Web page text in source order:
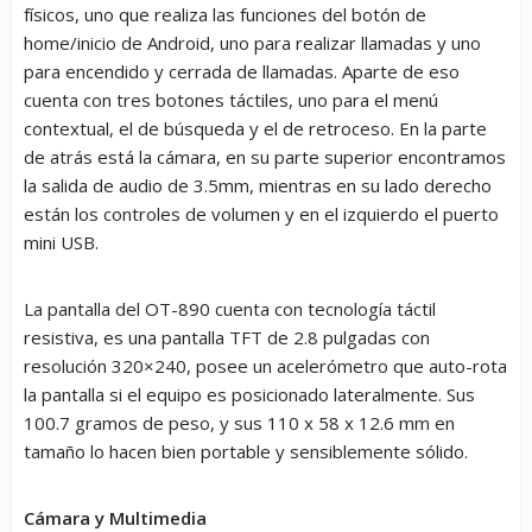
físicos, uno que realiza las funciones del botón de
home/inicio de Android, uno para realizar llamadas y uno
para encendido y cerrada de llamadas. Aparte de eso
cuenta con tres botones táctiles, uno para el menú
contextual, el de búsqueda y el de retroceso. En la parte
de atrás está la cámara, en su parte superior encontramos
la salida de audio de 3.5mm, mientras en su lado derecho
están los controles de volumen y en el izquierdo el puerto
mini USB.
La pantalla del OT-890 cuenta con tecnología táctil
resistiva, es una pantalla TFT de 2.8 pulgadas con
resolución 320×240, posee un acelerómetro que auto-rota
la pantalla si el equipo es posicionado lateralmente. Sus
100.7 gramos de peso, y sus 110 x 58 x 12.6 mm en
tamaño lo hacen bien portable y sensiblemente sólido.
Cámara y Multimedia